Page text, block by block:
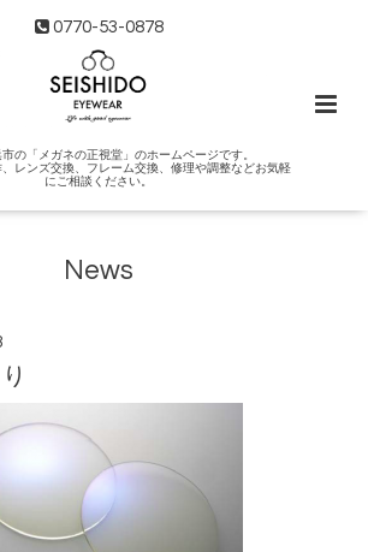
0770-53-0878
の「メガネの正視堂」のホームページです。
レンズ交換、フレーム交換、修理や調整などお気軽
にご相談ください。
News